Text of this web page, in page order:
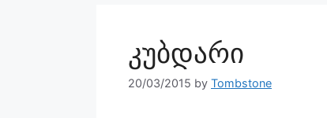
კუბდარი
20/03/2015 by Tombstone